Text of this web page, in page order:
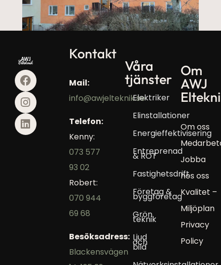
BRF Ektorp
Läs mer »
Kontakt
Mail:
info@awjelteknik.se
Telefon:
Kenny:
073 577
93 02
Robert:
070 944
69 68
Besöksadress:
Blackensvägen
Våra
tjänster
Elektriker
Elinstallationer
Energieffektivisering
Entreprenad
& ROT
Fastighetsdrift
Företag &
byggföretag
Grön
teknik
Ljud
och
bild
Om
AWJ
Om oss
Jobba
hos oss
Kvalitet –
Miljöplan
Privacy
Policy